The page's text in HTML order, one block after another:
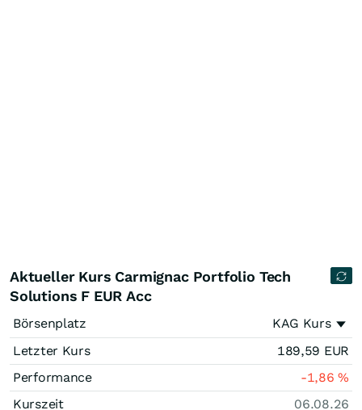
Aktueller Kurs Carmignac Portfolio Tech
Solutions F EUR Acc
Börsenplatz
KAG Kurs
Letzter Kurs
189,59 EUR
Performance
-1,86%
Kurszeit
06.08.26